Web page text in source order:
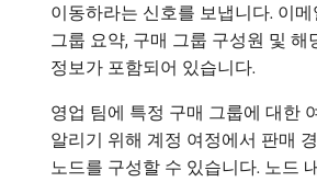
이동하라는 신호를 보냅니다. 이
그룹 요약, 구매 그룹 구성원 및 해
정보가 포함되어 있습니다.
영업 팀에 특정 구매 그룹에 대한
알리기 위해 계정 여정에서 판매
노드를 구성할 수 있습니다. 노드